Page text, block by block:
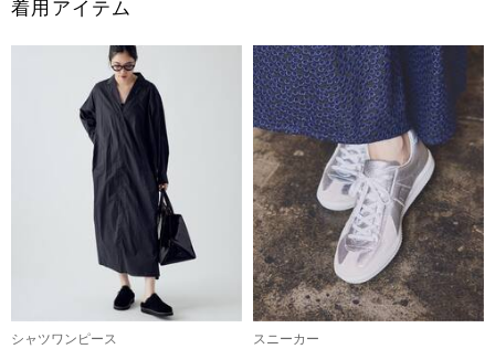
着用アイテム
シャツワンピース
スニーカー